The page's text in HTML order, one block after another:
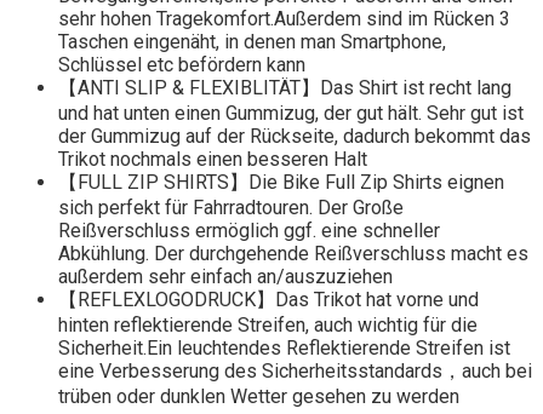
sehr hohen Tragekomfort.Außerdem sind im Rücken 3
Taschen eingenäht, in denen man Smartphone,
Schlüssel etc befördern kann
【ANTI SLIP & FLEXIBLITÄT】Das Shirt ist recht lang
und hat unten einen Gummizug, der gut hält. Sehr gut ist
der Gummizug auf der Rückseite, dadurch bekommt das
Trikot nochmals einen besseren Halt
【FULL ZIP SHIRTS】Die Bike Full Zip Shirts eignen
sich perfekt für Fahrradtouren. Der Große
Reißverschluss ermöglich ggf. eine schneller
Abkühlung. Der durchgehende Reißverschluss macht es
außerdem sehr einfach an/auszuziehen
【REFLEXLOGODRUCK】Das Trikot hat vorne und
hinten reflektierende Streifen, auch wichtig für die
Sicherheit.Ein leuchtendes Reflektierende Streifen ist
eine Verbesserung des Sicherheitsstandards，auch bei
trüben oder dunklen Wetter gesehen zu werden